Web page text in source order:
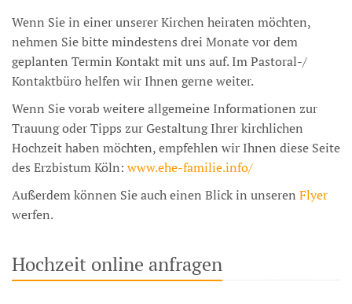
Wenn Sie in einer unserer Kirchen heiraten möchten,
nehmen Sie bitte mindestens drei Monate vor dem
geplanten Termin Kontakt mit uns auf. Im Pastoral-/
Kontaktbüro helfen wir Ihnen gerne weiter.
Wenn Sie vorab weitere allgemeine Informationen zur
Trauung oder Tipps zur Gestaltung Ihrer kirchlichen
Hochzeit haben möchten, empfehlen wir Ihnen diese Seite
des Erzbistum Köln: www.ehe-familie.info/
Außerdem können Sie auch einen Blick in unseren Flyer
werfen.
Hochzeit online anfragen